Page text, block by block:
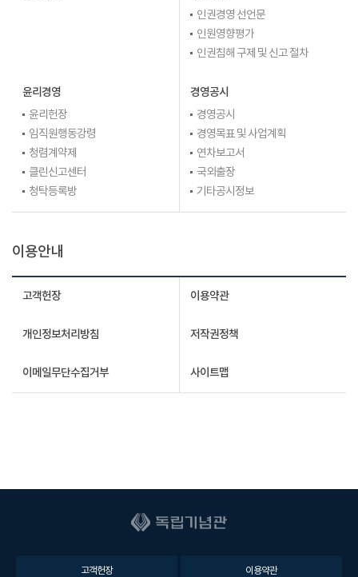
인권경영 선언문
인원영향평가
인권침해 구제 및 신고 절차
윤리경영
윤리헌장
임직원행동강령
청렴계약제
클린신고센터
청탁등록방
경영공시
경영공시
경영목표 및 사업계획
연차보고서
국외출장
기타공시정보
이용안내
고객헌장 이용약관
개인정보처리방침 저작권정책
이메일무단수집거부 사이트맵
고객헌장 이용약관